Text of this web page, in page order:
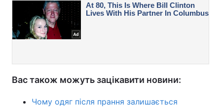
Вас також можуть зацікавити новини:
Чому одяг після прання залишається